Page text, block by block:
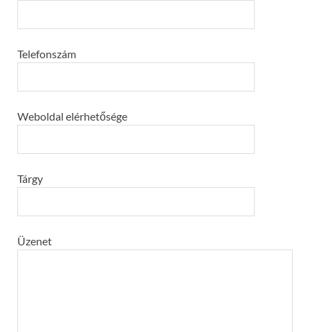
Telefonszám
Weboldal elérhetősége
Tárgy
Üzenet